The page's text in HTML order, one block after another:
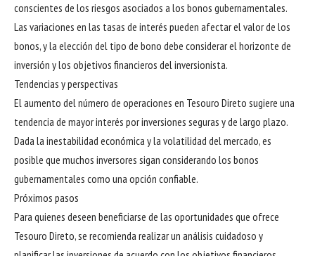
conscientes de los riesgos asociados a los bonos gubernamentales.
Las variaciones en las tasas de interés pueden afectar el valor de los
bonos, y la elección del tipo de bono debe considerar el horizonte de
inversión y los objetivos financieros del inversionista.
Tendencias y perspectivas
El aumento del número de operaciones en Tesouro Direto sugiere una
tendencia de mayor interés por inversiones seguras y de largo plazo.
Dada la inestabilidad económica y la volatilidad del mercado, es
posible que muchos inversores sigan considerando los bonos
gubernamentales como una opción confiable.
Próximos pasos
Para quienes deseen beneficiarse de las oportunidades que ofrece
Tesouro Direto, se recomienda realizar un análisis cuidadoso y